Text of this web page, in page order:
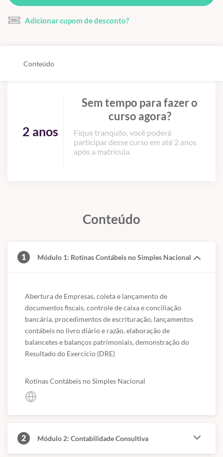
Adicionar cupom de desconto?
Conteúdo
2 anos
Sem tempo para fazer o
curso agora?
Fique tranquilo, você poderá
participar desse curso em até 2 anos
após a matrícula.
Conteúdo
1 Módulo 1: Rotinas Contábeis no Simples Nacional
Abertura de Empresas, coleta e lançamento de
documentos fiscais, controle de caixa e conciliação
bancária, procedimentos de escrituração, lançamentos
contábeis no livro diário e razão, elaboração de
balancetes e balanços patrimoniais, demonstração do
Resultado do Exercício (DRE)
Rotinas Contábeis no Simples Nacional
2 Módulo 2: Contabilidade Consultiva